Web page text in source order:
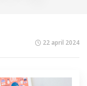
22 april 2024